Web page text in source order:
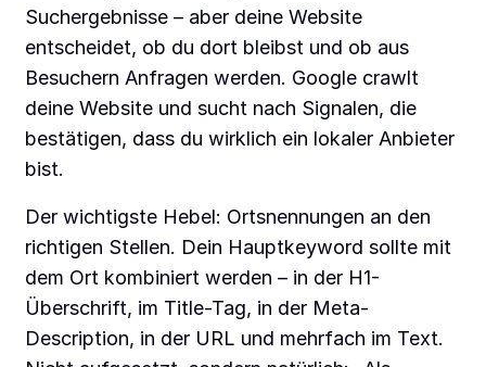
Suchergebnisse – aber deine Website
entscheidet, ob du dort bleibst und ob aus
Besuchern Anfragen werden. Google crawlt
deine Website und sucht nach Signalen, die
bestätigen, dass du wirklich ein lokaler Anbieter
bist.
Der wichtigste Hebel: Ortsnennungen an den
richtigen Stellen. Dein Hauptkeyword sollte mit
dem Ort kombiniert werden – in der H1-
Überschrift, im Title-Tag, in der Meta-
Description, in der URL und mehrfach im Text.